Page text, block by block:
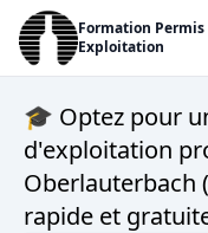
Formation Permis
Exploitation
🎓 Optez pour
d'exploitation
Oberlauterbach
rapide et